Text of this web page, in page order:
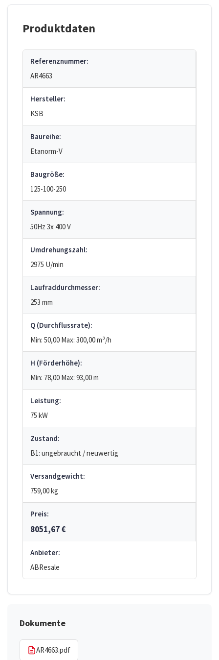
Produktdaten
Referenznummer:
AR4663
Hersteller:
KSB
Baureihe:
Etanorm-V
Baugröße:
125-100-250
Spannung:
50Hz 3x 400 V
Umdrehungszahl:
2975 U/min
Laufraddurchmesser:
253 mm
Q (Durchflussrate):
Min: 50,00 Max: 300,00m³/h
H (Förderhöhe):
Min: 78,00 Max: 93,00m
Leistung:
75 kW
Zustand:
B1: ungebraucht / neuwertig
Versandgewicht:
759,00 kg
Preis:
8051,67 €
Anbieter:
ABResale
Dokumente
AR4663.pdf